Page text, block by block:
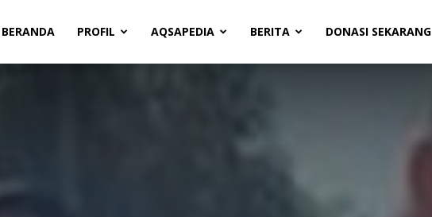
BERANDA PROFIL AQSAPEDIA BERITA DONASI SEKARANG